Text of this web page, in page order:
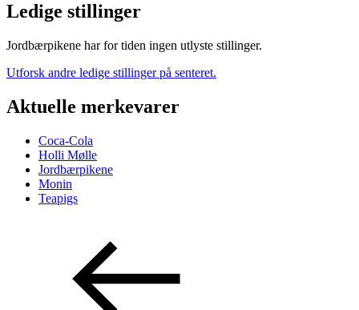
Ledige stillinger
Jordbærpikene har for tiden ingen utlyste stillinger.
Utforsk andre ledige stillinger på senteret.
Aktuelle merkevarer
Coca-Cola
Holli Mølle
Jordbærpikene
Monin
Teapigs